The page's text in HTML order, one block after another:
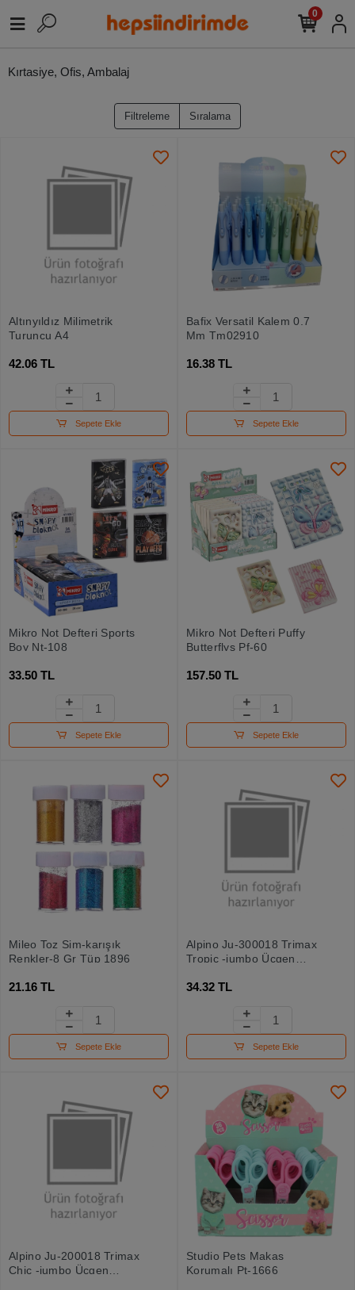
0
Kırtasiye, Ofis, Ambalaj
Filtreleme Sıralama
Altınyıldız Milimetrik
Turuncu A4
42.06 TL
Sepete Ekle
Bafix Versatil Kalem 0.7
Mm Tm02910
16.38 TL
Sepete Ekle
Mikro Not Defteri Sports
Boy Nt-108
33.50 TL
Sepete Ekle
Mikro Not Defteri Puffy
Butterflys Pf-60
157.50 TL
Sepete Ekle
Mileo Toz Sim-karışık
Renkler-8 Gr Tüp 1896
21.16 TL
Sepete Ekle
Alpino Ju-300018 Trimax
Tropic -jumbo Üçgen
34.32 TL
Sepete Ekle
Alpino Ju-200018 Trimax
Chic -jumbo Üçgen
Studio Pets Makas
Korumalı Pt-1666